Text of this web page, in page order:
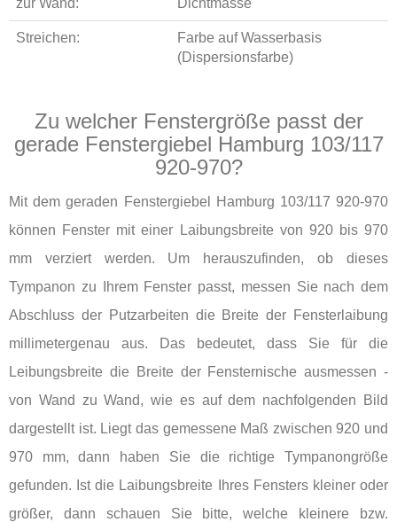
zur Wand: Dichtmasse
Streichen:
Farbe auf Wasserbasis
(Dispersionsfarbe)
Zu welcher Fenstergröße passt der
gerade Fenstergiebel Hamburg 103/117
920-970?
Mit dem geraden Fenstergiebel Hamburg 103/117 920-970
können Fenster mit einer Laibungsbreite von 920 bis 970
mm verziert werden. Um herauszufinden, ob dieses
Tympanon zu Ihrem Fenster passt, messen Sie nach dem
Abschluss der Putzarbeiten die Breite der Fensterlaibung
millimetergenau aus. Das bedeutet, dass Sie für die
Leibungsbreite die Breite der Fensternische ausmessen -
von Wand zu Wand, wie es auf dem nachfolgenden Bild
dargestellt ist. Liegt das gemessene Maß zwischen 920 und
970 mm, dann haben Sie die richtige Tympanongröße
gefunden. Ist die Laibungsbreite Ihres Fensters kleiner oder
größer, dann schauen Sie bitte, welche kleinere bzw.